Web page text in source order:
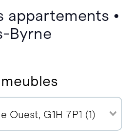
appartements •
Byrne
Ouest, G1H 7P1 (1)